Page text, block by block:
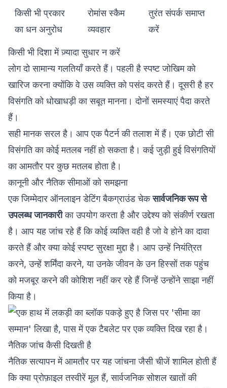
किसी भी प्रकार
का धन अनुरोध
रोमांस स्कैम
व्यवहार
तुरंत संपर्क समाप्त
करें
किसी भी दिशा में ज़्यादा सुधार न करें
लोग दो सामान्य गलतियाँ करते हैं। पहली है स्पष्ट जोखिम को
खारिज करना क्योंकि वे उस व्यक्ति को पसंद करते हैं। दूसरी है हर
विसंगति को धोखाधड़ी का सबूत मानना। दोनों समस्याएं पैदा करते
हैं।
सही मानक सरल है। आप एक पैटर्न की तलाश में हैं। एक छोटी सी
विसंगति का कोई मतलब नहीं हो सकता है। कई जुड़ी हुई विसंगतियों
का आमतौर पर कुछ मतलब होता है।
कानूनी और नैतिक सीमाओं को समझना
एक जिम्मेदार ऑनलाइन डेटिंग बैकग्राउंड चेकसार्वजनिक रूप से
उपलब्ध जानकारीका उपयोग करता है और उद्देश्य को संकीर्ण रखता
है। आप यह जांच रहे हैं कि कोई व्यक्ति वही है जो वे होने का दावा
करते हैं और क्या कोई स्पष्ट सुरक्षा मुद्दा है। आप उन्हें नियंत्रित
करने, उन्हें शर्मिंदा करने, या उनके जीवन के उन हिस्सों तक पहुंच
को मजबूर करने की कोशिश नहीं कर रहे हैं जिन्हें उन्होंने साझा नहीं
किया है।
नैतिक जांच कैसी दिखती है
नैतिक सत्यापन में आमतौर पर यह जांचना जैसी चीजें शामिल होती हैं
कि क्या प्रोफ़ाइल तस्वीरें मूल हैं, सार्वजनिक सोशल खातों की